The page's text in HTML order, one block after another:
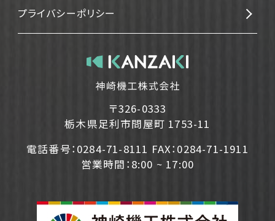
プライバシーポリシー
〒326-0333
栃木県足利市問屋町 1753-11
電話番号：0284-71-8111 FAX：0284-71-1911
営業時間：8:00 ~ 17:00